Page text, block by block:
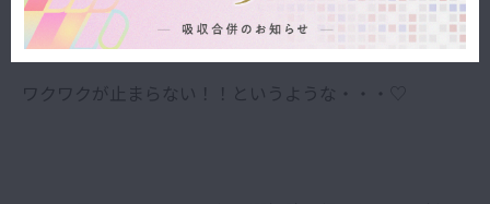
ワクワクが止まらない！！というような・・・♡